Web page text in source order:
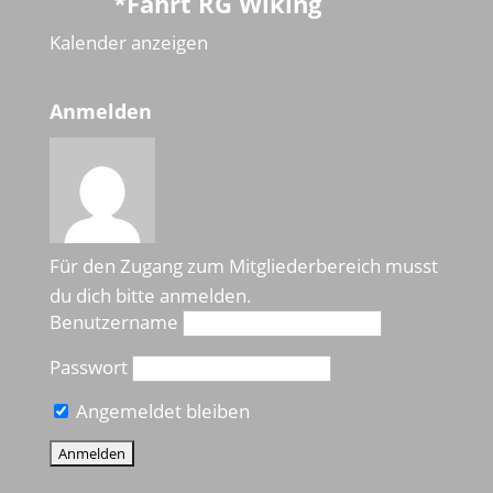
Kalender anzeigen
Anmelden
Für den Zugang zum Mitgliederbereich musst
du dich bitte anmelden.
Benutzername
Passwort
Angemeldet bleiben